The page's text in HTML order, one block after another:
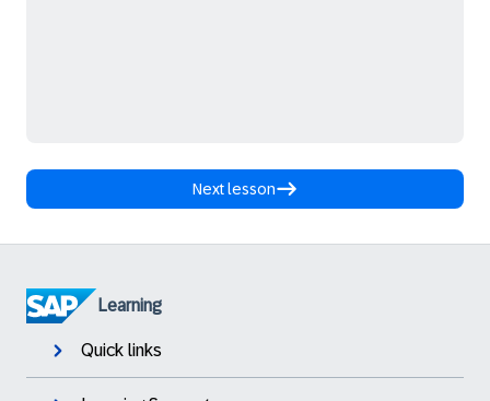
Next lesson
Learning
Quick links